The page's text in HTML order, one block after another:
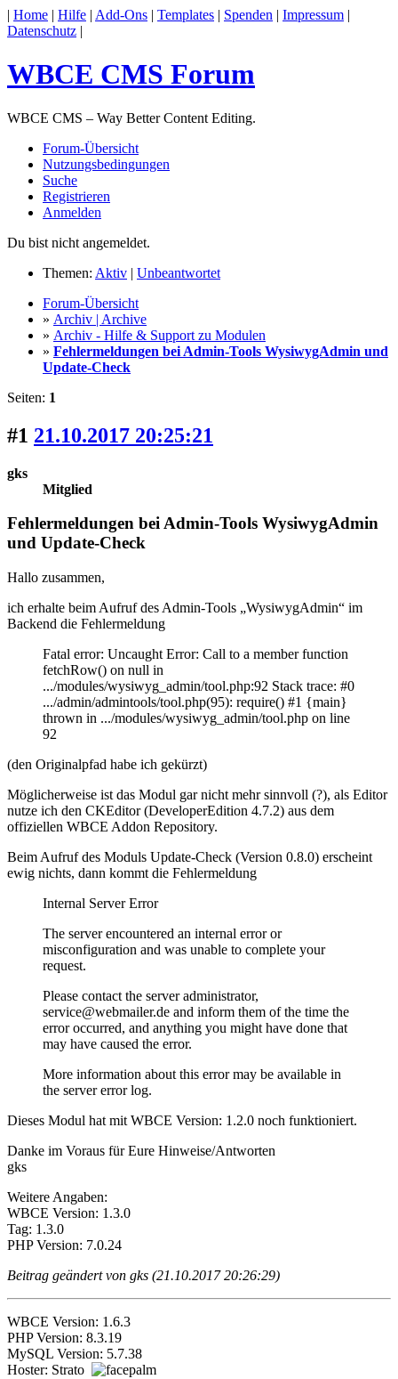
| Home | Hilfe | Add-Ons | Templates | Spenden | Impressum |
Datenschutz |
WBCE CMS Forum
WBCE CMS – Way Better Content Editing.
Forum-Übersicht
Nutzungsbedingungen
Suche
Registrieren
Anmelden
Du bist nicht angemeldet.
Themen: Aktiv | Unbeantwortet
Forum-Übersicht
» Archiv | Archive
» Archiv - Hilfe & Support zu Modulen
» Fehlermeldungen bei Admin-Tools WysiwygAdmin und
Update-Check
Seiten: 1
#1 21.10.2017 20:25:21
gks
Mitglied
Fehlermeldungen bei Admin-Tools WysiwygAdmin
und Update-Check
Hallo zusammen,
ich erhalte beim Aufruf des Admin-Tools „WysiwygAdmin“ im
Backend die Fehlermeldung
Fatal error: Uncaught Error: Call to a member function
fetchRow() on null in
.../modules/wysiwyg_admin/tool.php:92 Stack trace: #0
.../admin/admintools/tool.php(95): require() #1 {main}
thrown in .../modules/wysiwyg_admin/tool.php on line
92
(den Originalpfad habe ich gekürzt)
Möglicherweise ist das Modul gar nicht mehr sinnvoll (?), als Editor
nutze ich den CKEditor (DeveloperEdition 4.7.2) aus dem
offiziellen WBCE Addon Repository.
Beim Aufruf des Moduls Update-Check (Version 0.8.0) erscheint
ewig nichts, dann kommt die Fehlermeldung
Internal Server Error
The server encountered an internal error or
misconfiguration and was unable to complete your
request.
Please contact the server administrator,
service@webmailer.de and inform them of the time the
error occurred, and anything you might have done that
may have caused the error.
More information about this error may be available in
the server error log.
Dieses Modul hat mit WBCE Version: 1.2.0 noch funktioniert.
Danke im Voraus für Eure Hinweise/Antworten
gks
Weitere Angaben:
WBCE Version: 1.3.0
Tag: 1.3.0
PHP Version: 7.0.24
Beitrag geändert von gks (21.10.2017 20:26:29)
WBCE Version: 1.6.3
PHP Version: 8.3.19
MySQL Version: 5.7.38
Hoster: Strato